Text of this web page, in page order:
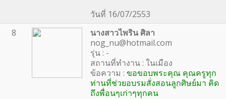
วันที่ 16/07/2553
8
นางสาวไพริน ศิลา
nog_nu@hotmail.com
รุ่น : -
สถานที่ทำงาน : ในเมือง
ข้อความ : ขอขอบพระคุณ คุณครูทุก
ท่านที่ช่วยอบรมสั่งสอนลูกศิษย์มา คิด
ถึงพื่อนๆเก่าๆทุกคน